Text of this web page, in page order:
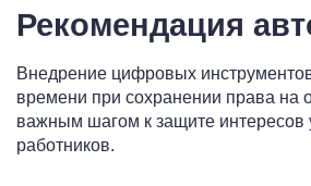
Рекомендация
Внедрение цифровых
времени при сохранении права на
важным шагом к защите интересов
работников.